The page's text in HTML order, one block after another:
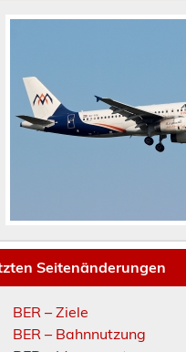
Seitenänderungen
BER – Ziele
BER – Bahnnutzung